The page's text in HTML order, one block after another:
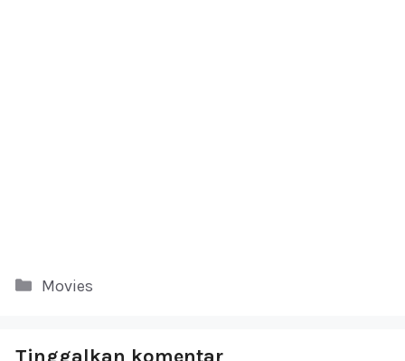
Kategori
Movies